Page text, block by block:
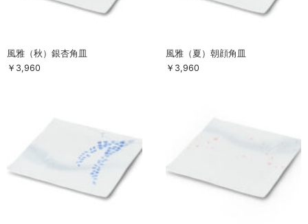
風雅（秋）銀杏角皿
￥3,960
風雅（夏）朝顔角皿
￥3,960